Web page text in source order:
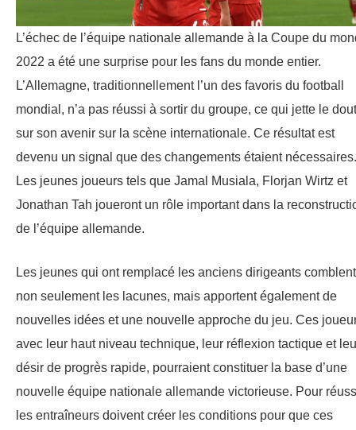
L’échec de l’équipe nationale allemande à la Coupe du
2022 a été une surprise pour les fans du monde entier.
L’Allemagne, traditionnellement l’un des favoris du football
mondial, n’a pas réussi à sortir du groupe, ce qui jette le
sur son avenir sur la scène internationale. Ce résultat est
devenu un signal que des changements étaient nécessaires.
Les jeunes joueurs tels que Jamal Musiala, Florjan Wirtz et
Jonathan Tah joueront un rôle important dans la
de l’équipe allemande.
Les jeunes qui ont remplacé les anciens dirigeants comblent
non seulement les lacunes, mais apportent également de
nouvelles idées et une nouvelle approche du jeu. Ces
avec leur haut niveau technique, leur réflexion tactique et
désir de progrès rapide, pourraient constituer la base d’une
nouvelle équipe nationale allemande victorieuse. Pour
les entraîneurs doivent créer les conditions pour que ces